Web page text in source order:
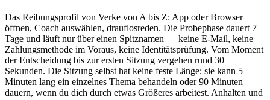
Das Reibungsprofil von Verke von A bis Z: App oder Browser
öffnen, Coach auswählen, drauflosreden. Die Probephase dauert 7
Tage und läuft nur über einen Spitznamen — keine E-Mail, keine
Zahlungsmethode im Voraus, keine Identitätsprüfung. Vom Moment
der Entscheidung bis zur ersten Sitzung vergehen rund 30
Sekunden. Die Sitzung selbst hat keine feste Länge; sie kann 5
Minuten lang ein einzelnes Thema behandeln oder 90 Minuten
dauern, wenn du dich durch etwas Größeres arbeitest. Anhalten und